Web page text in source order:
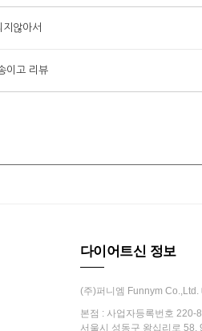
않아서
이고 리뷰
다이어트신 정보
(주)퍼니엠 Funnym Co.,Ltd.
본점 : 사업자등록번호 220-
서울시 성동구 왕십리로